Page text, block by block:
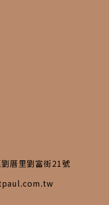
厝里劉富街21號